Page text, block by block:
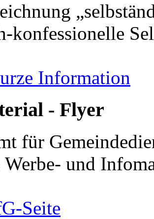
konfessionelle
Information
- Flyer
für
Werbe- und
Seite